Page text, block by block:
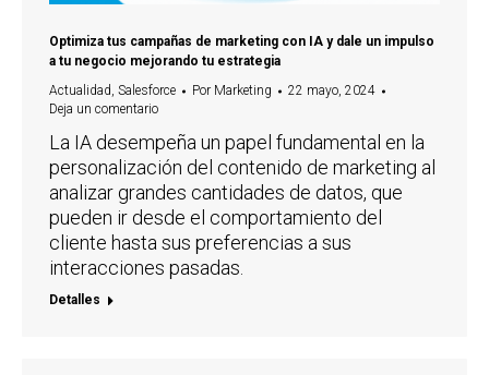
Optimiza tus campañas de marketing con IA y dale un impulso
a tu negocio mejorando tu estrategia
Actualidad, Salesforce Por Marketing
22 mayo, 2024
Deja un comentario
La IA desempeña un papel fundamental en la
personalización del contenido de marketing al
analizar grandes cantidades de datos, que
pueden ir desde el comportamiento del
cliente hasta sus preferencias a sus
interacciones pasadas.
Detalles